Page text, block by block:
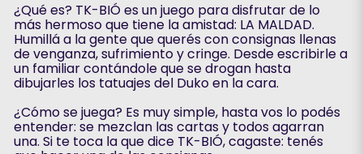
¿Qué es? TK-BIÓ es un juego para disfrutar de lo
más hermoso que tiene la amistad: LA MALDAD.
Humillá a la gente que querés con consignas llenas
de venganza, sufrimiento y cringe. Desde escribirle a
un familiar contándole que se drogan hasta
dibujarles los tatuajes del Duko en la cara.
¿Cómo se juega? Es muy simple, hasta vos lo podés
entender: se mezclan las cartas y todos agarran
una. Si te toca la que dice TK-BIÓ, cagaste: tenés